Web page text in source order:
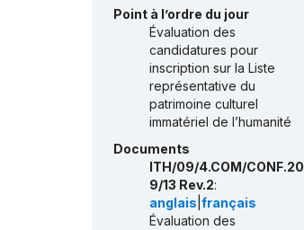
Point à l’ordre du jour
Évaluation des
candidatures pour
inscription sur la Liste
représentative du
patrimoine culturel
immatériel de l’humanité
Documents
ITH/09/4.COM/CONF.20
9/13 Rev.2:
anglais français
Évaluation des